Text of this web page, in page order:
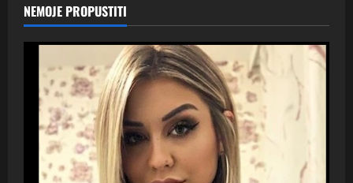
NEMOJE PROPUSTITI